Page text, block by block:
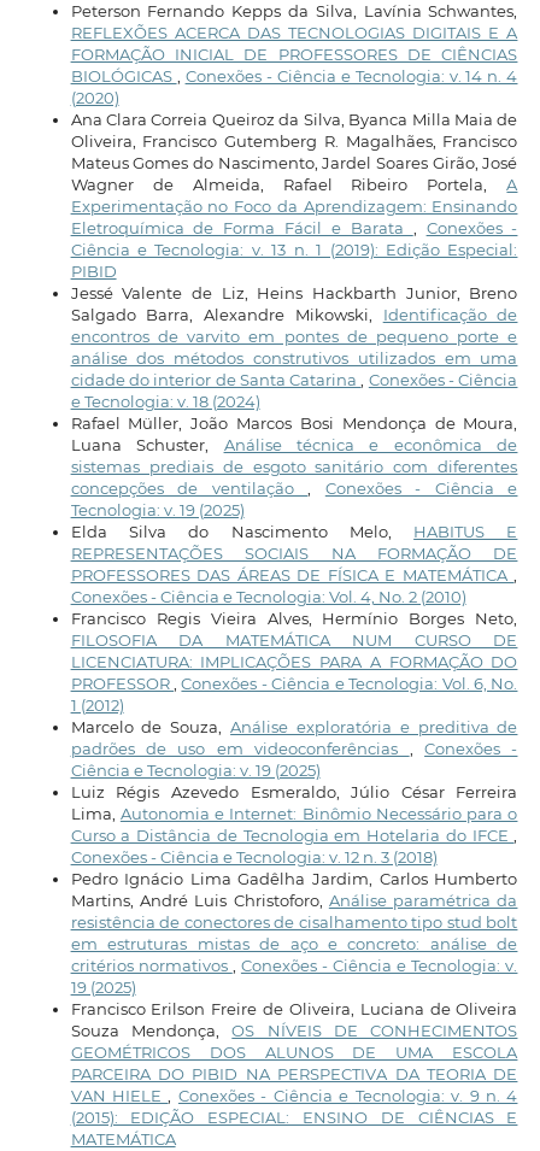
Peterson Fernando Kepps da Silva, Lavínia Schwantes,
REFLEXÕES ACERCA DAS TECNOLOGIAS DIGITAIS E A
FORMAÇÃO INICIAL DE PROFESSORES DE CIÊNCIAS
BIOLÓGICAS
Conexões - Ciência e Tecnologia: v. 14 n. 4
(2020)
Ana Clara Correia Queiroz da Silva, Byanca Milla Maia de
Oliveira, Francisco Gutemberg R. Magalhães, Francisco
Mateus Gomes do Nascimento, Jardel Soares Girão, José
Wagner de Almeida, Rafael Ribeiro Portela,A
Experimentação no Foco da Aprendizagem: Ensinando
Eletroquímica de Forma Fácil e Barata
Conexões -
Ciência e Tecnologia: v. 13 n. 1 (2019): Edição Especial:
PIBID
Jessé Valente de Liz, Heins Hackbarth Junior, Breno
Salgado Barra, Alexandre Mikowski, Identificação de
encontros de varvito em pontes de pequeno porte e
análise dos métodos construtivos utilizados em uma
cidade do interior de Santa Catarina
Conexões - Ciência
e Tecnologia: v. 18 (2024)
Rafael Müller, João Marcos Bosi Mendonça de Moura,
Luana Schuster, Análise técnica e econômica de
sistemas prediais de esgoto sanitário com diferentes
concepções de ventilação
Conexões - Ciência e
Tecnologia: v. 19 (2025)
Elda Silva do Nascimento Melo, HABITUS E
REPRESENTAÇÕES SOCIAIS NA FORMAÇÃO DE
PROFESSORES DAS ÁREAS DE FÍSICA E MATEMÁTICA
Conexões - Ciência e Tecnologia: Vol. 4, No. 2 (2010)
Francisco Regis Vieira Alves, Hermínio Borges Neto,
FILOSOFIA DA MATEMÁTICA NUM CURSO DE
LICENCIATURA: IMPLICAÇÕES PARA A FORMAÇÃO DO
PROFESSOR ,Conexões - Ciência e Tecnologia: Vol. 6, No.
1 (2012)
Marcelo de Souza,Análise exploratória e preditiva de
padrões de uso em videoconferências
,Conexões -
Ciência e Tecnologia: v. 19 (2025)
Luiz Régis Azevedo Esmeraldo, Júlio César Ferreira
Lima, Autonomia e Internet: Binômio Necessário para o
Curso a Distância de Tecnologia em Hotelaria do IFCE
Conexões - Ciência e Tecnologia: v. 12 n. 3 (2018)
Pedro Ignácio Lima Gadêlha Jardim, Carlos Humberto
Martins, André Luis Christoforo, Análise paramétrica da
resistência de conectores de cisalhamento tipo stud bolt
em estruturas mistas de aço e concreto: análise de
critérios normativos
Conexões - Ciência e Tecnologia: v.
19 (2025)
Francisco Erilson Freire de Oliveira, Luciana de Oliveira
Souza Mendonça,OS NÍVEIS DE CONHECIMENTOS
GEOMÉTRICOS DOS ALUNOS DE UMA ESCOLA
PARCEIRA DO PIBID NA PERSPECTIVA DA TEORIA DE
VAN HIELE
Conexões - Ciência e Tecnologia: v. 9 n. 4
(2015): EDIÇÃO ESPECIAL: ENSINO DE CIÊNCIAS E
MATEMÁTICA